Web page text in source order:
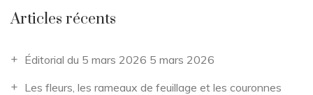
Articles récents
Éditorial du 5 mars 2026 5 mars 2026
Les fleurs, les rameaux de feuillage et les couronnes